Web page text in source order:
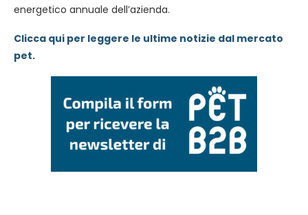
energetico annuale dell’azienda.
Clicca qui per leggere le ultime notizie dal mercato
pet.